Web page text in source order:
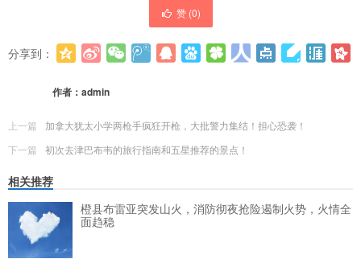
赞 (0)
分享到：
作者： admin
上一篇
加拿大犹太小学两枪手疯狂开枪，大批警力集结！担心恐袭！
下一篇
初次去津巴布韦的旅行指南和五星推荐的景点！
相关推荐
橙县布雷亚突发山火，消防彻夜抢险遏制火势，火情全
面趋稳